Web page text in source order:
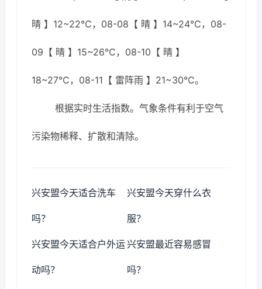
晴 】12~22℃，08-08【 晴 】14~24℃，08-
09【 晴 】15~26℃，08-10【 晴 】
18~27℃，08-11【 雷阵雨 】21~30℃。
根据实时生活指数。气象条件有利于空气
污染物稀释、扩散和清除。
兴安盟今天适合洗车
吗？
兴安盟今天穿什么衣
服？
兴安盟今天适合户外运
动吗？
兴安盟最近容易感冒
吗？